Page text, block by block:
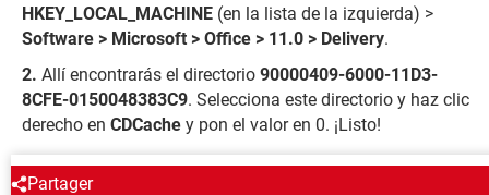
HKEY_LOCAL_MACHINE (en la lista de la izquierda) >
Software > Microsoft > Office > 11.0 > Delivery.
Allí encontrarás el directorio 90000409-6000-11D3-
8CFE-0150048383C9. Selecciona este directorio y haz clic
derecho en CDCache y pon el valor en 0. ¡Listo!
Partager
ALREDEDOR DEL MISMO TEMA